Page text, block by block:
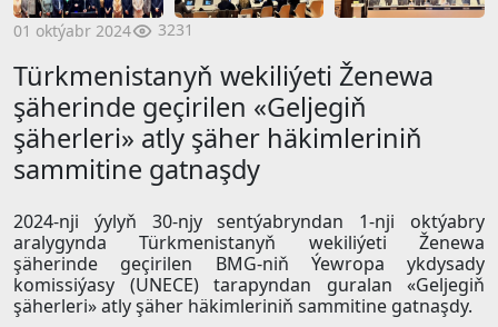
01 oktýabr 2024 3231
Türkmenistanyň wekiliýeti Ženewa
şäherinde geçirilen «Geljegiň
şäherleri» atly şäher häkimleriniň
sammitine gatnaşdy
2024-nji ýylyň 30-njy sentýabryndan 1-nji oktýabry
aralygynda Türkmenistanyň wekiliýeti Ženewa
şäherinde geçirilen BMG-niň Ýewropa ykdysady
komissiýasy (UNECE) tarapyndan guralan «Geljegiň
şäherleri» atly şäher häkimleriniň sammitine gatnaşdy.